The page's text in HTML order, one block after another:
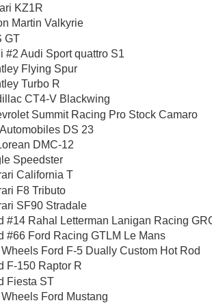
KZ1R
Martin Valkyrie
GT
#2 Audi Sport quattro S1
Flying Spur
Turbo R
CT4-V Blackwing
Summit Racing Pro Stock Camaro
DS 23
DMC-12
Speedster
California T
F8 Tributo
SF90 Stradale
#14 Rahal Letterman Lanigan Racing
#66 Ford Racing GTLM Le Mans
Ford F-5 Dually Custom Hot Rod
F-150 Raptor R
Fiesta ST
Ford Mustang